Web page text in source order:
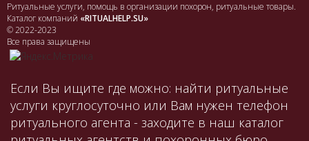
Ритуальные услуги, помощь в организации похорон, ритуальные товары.
Каталог компаний «RITUALHELP.SU»
© 2022-2023
Все права защищены
Если Вы ищите где можно: найти ритуальные
услуги круглосуточно или Вам нужен телефон
ритуального агента - заходите в наш каталог